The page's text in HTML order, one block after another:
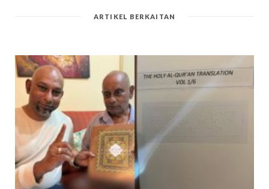
ARTIKEL BERKAITAN